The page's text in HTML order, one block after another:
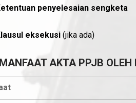
penyelesaian sengketa
eksekusi (jika ada)
AKTA PPJB OLEH